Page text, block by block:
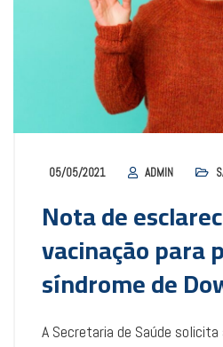
05/05/2021 ADMIN
Nota de
vacinação para
síndrome de
A Secretaria de Saúde